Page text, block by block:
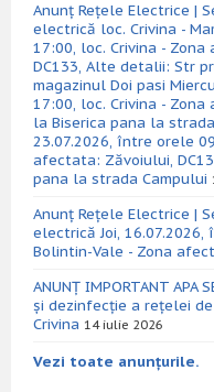
Anunț Rețele Electrice |
electrică loc. Crivina -
17:00, loc. Crivina -
DC133, Alte detalii: Str
magazinul Doi pasi
17:00, loc. Crivina -
la Biserica pana la
23.07.2026, între orele
afectata: Zăvoiului,
pana la strada Campului
Anunț Rețele Electrice |
electrică Joi,
Bolintin-Vale - Zona
ANUNȚ IMPORTANT APA
și dezinfecție a rețelei
Crivina 14 iulie 2026
Vezi toate anunțurile.